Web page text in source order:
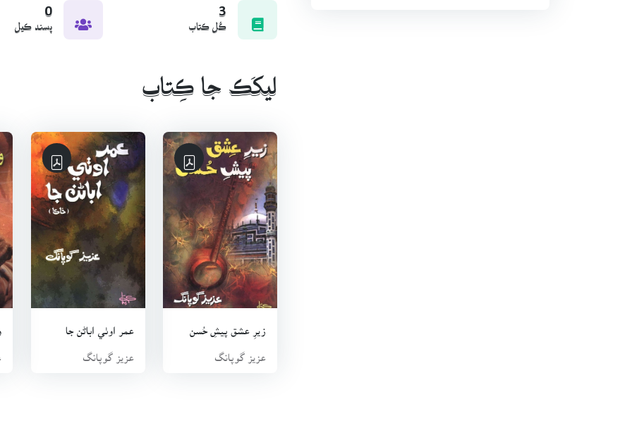
3
ڪُل ڪتاب
0
پسند ڪيل
ليکَڪ جا ڪِتاب
زيرِ عشق پيشِ حُسن
عزيز گوپانگ
عمر اوٺي اباڻن جا
عزيز گوپانگ